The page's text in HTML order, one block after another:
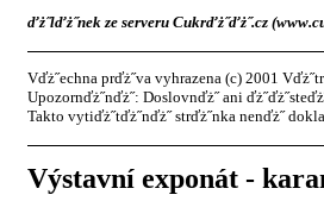
ďż˝lďż˝nek ze serveru Cukrďż˝ďż˝.cz
Vďż˝echna prďż˝va vyhrazena (c) 2001
Upozornďż˝nďż˝: Doslovnďż˝ ani
Takto vytiďż˝tďż˝nďż˝ strďż˝nka nenďż˝
Výstavní exponát -